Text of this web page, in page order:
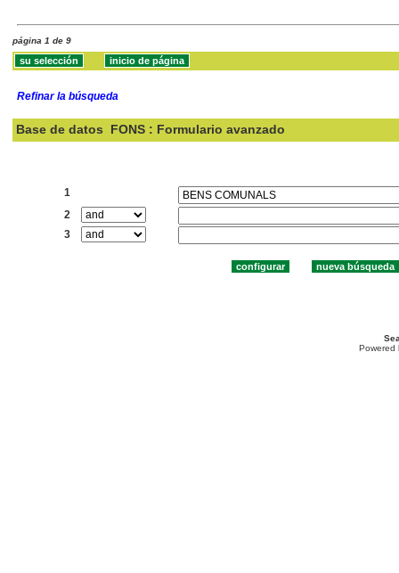
página 1 de 9
Refinar la búsqueda
Base de datos FONS : Formulario avanzado
1
2
3